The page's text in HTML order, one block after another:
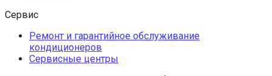
Сервис
Ремонт и гарантийное обслуживание
кондиционеров
Сервисные центры